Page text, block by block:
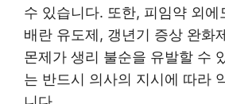
수 있습니다. 또한, 피임약 외에
배란 유도제, 갱년기 증상 완화
몬제가 생리 불순을 유발할 수
는 반드시 의사의 지시에 따라